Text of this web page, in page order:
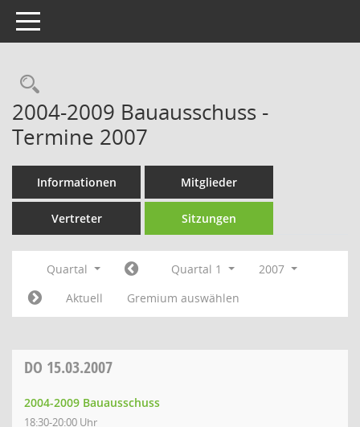
Toggle navigation
Rechercheauswahl
2004-2009 Bauausschuss -
Termine 2007
Informationen Mitglieder
Vertreter Sitzungen
Quartal Quartal 1
2007
Aktuell
Gremium auswählen
DO 15.03.2007
2004-2009 Bauausschuss
18:30-20:00 Uhr